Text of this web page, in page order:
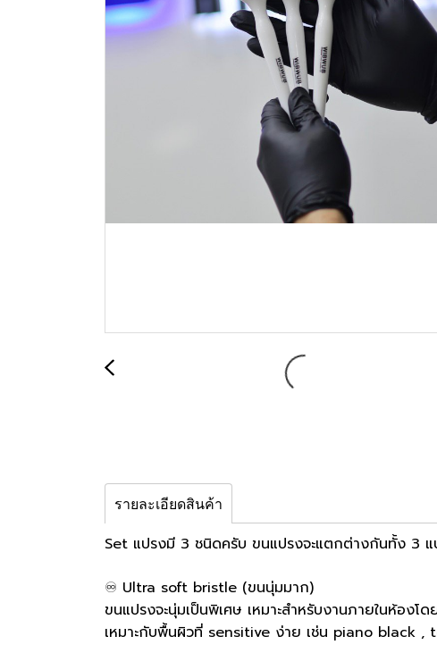
รายละเอียดสินค้า
Set แปรงมี 3 ชนิดครับ ขนแปรงจะแตกต่างกันทั้ง 3 แ
♾ Ultra soft bristle (ขนนุ่มมาก)
ขนแปรงจะนุ่มเป็นพิเศษ เหมาะสำหรับงานภายในห้องโ
เหมาะกับพื้นผิวที่ sensitive ง่าย เช่น piano black